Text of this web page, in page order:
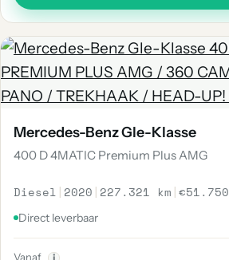
Mercedes-Benz Gle-Klasse
400 D 4MATIC Premium Plus AMG
Diesel | 2020 | 227.321 km |€51.750
Direct leverbaar
Vanaf